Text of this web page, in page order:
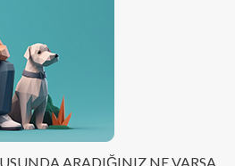
ARADIĞINIZ NE VARSA